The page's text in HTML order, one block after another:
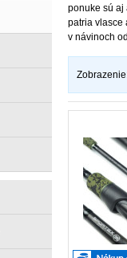
ponuke sú aj
patria vlasce
v návinoch